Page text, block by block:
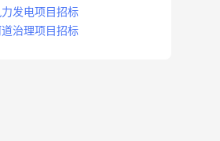
项目招标公告
发电项目招标
治理项目招标